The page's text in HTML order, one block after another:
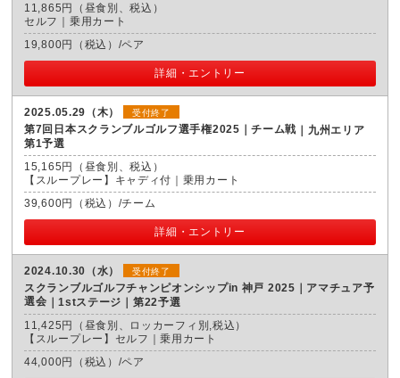
11,865円（昼食別、税込）
セルフ｜乗用カート
19,800円（税込）/ペア
詳細・エントリー
2025.05.29（木） 受付終了
第7回日本スクランブルゴルフ選手権2025｜チーム戦
九州エリア
第1予選
15,165円（昼食別、税込）
【スループレー】キャディ付｜乗用カート
39,600円（税込）/チーム
詳細・エントリー
2024.10.30（水） 受付終了
スクランブルゴルフチャンピオンシップin 神戸 2025｜アマチュア予
選会
1stステージ｜第22予選
11,425円（昼食別、ロッカーフィ別,税込）
【スループレー】セルフ｜乗用カート
44,000円（税込）/ペア